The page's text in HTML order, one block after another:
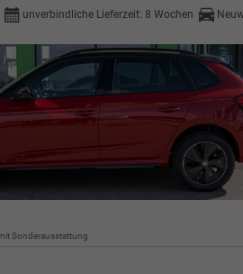
unverbindliche Lieferzeit: 8 Wochen
Sonderausstattung